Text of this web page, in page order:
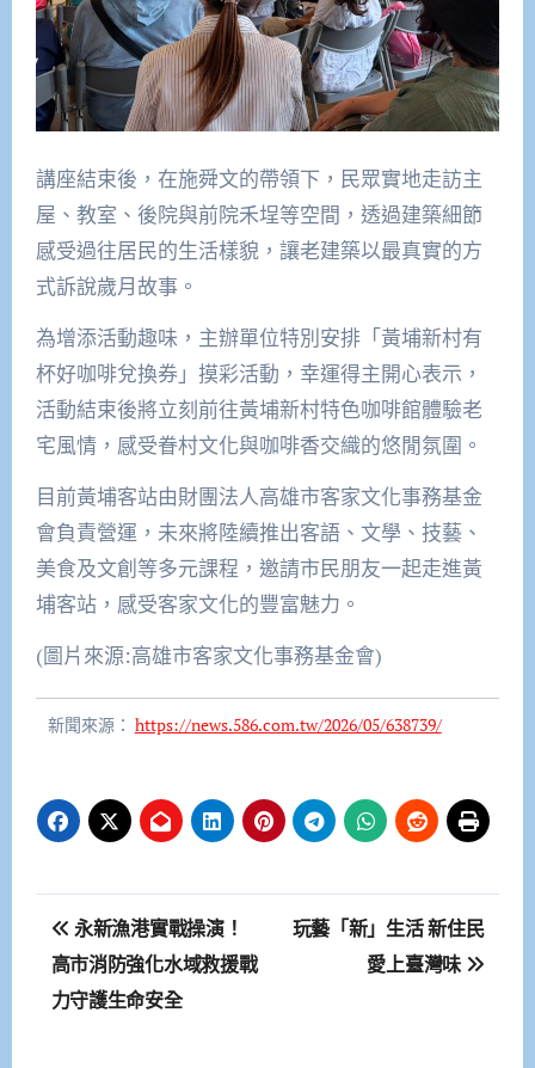
講座結束後，在施舜文的帶領下，民眾實地走訪主
屋、教室、後院與前院禾埕等空間，透過建築細節
感受過往居民的生活樣貌，讓老建築以最真實的方
式訴說歲月故事。
為增添活動趣味，主辦單位特別安排「黃埔新村有
杯好咖啡兌換券」摸彩活動，幸運得主開心表示，
活動結束後將立刻前往黃埔新村特色咖啡館體驗老
宅風情，感受眷村文化與咖啡香交織的悠閒氛圍。
目前黃埔客站由財團法人高雄市客家文化事務基金
會負責營運，未來將陸續推出客語、文學、技藝、
美食及文創等多元課程，邀請市民朋友一起走進黃
埔客站，感受客家文化的豐富魅力。
(圖片來源:高雄市客家文化事務基金會)
新聞來源： https://news.586.com.tw/2026/05/638739/
文
章
導
永新漁港實戰操演！
高市消防強化水域救援戰
力守護生命安全
玩藝「新」生活 新住民
愛上臺灣味